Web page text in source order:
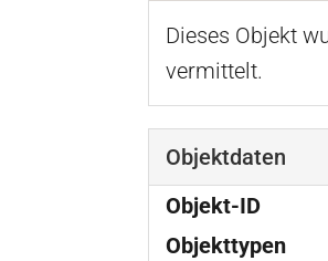
Dieses Objekt
vermittelt.
Objektdaten
Objekt-ID
Objekttypen